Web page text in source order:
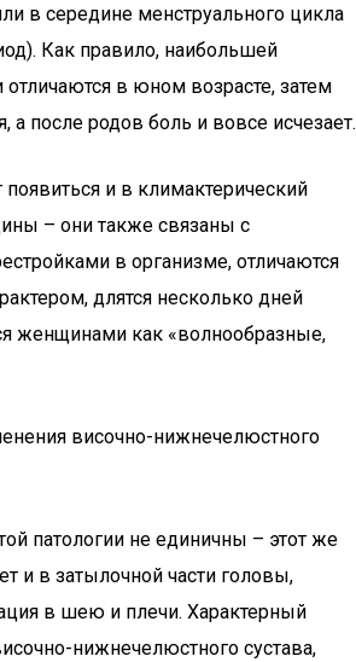
в середине менструального цикла
Как правило, наибольшей
в юном возрасте, затем
а после родов боль и вовсе исчезает.
и в климактерический
– они также связаны с
в организме, отличаются
длятся несколько дней
женщинами как «волнообразные,
височно-нижнечелюстного
патологии не единичны – этот же
и в затылочной части головы,
в шею и плечи. Характерный
нижнечелюстного сустава,